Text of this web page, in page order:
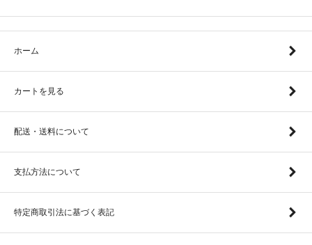
ホーム
カートを見る
配送・送料について
支払方法について
特定商取引法に基づく表記